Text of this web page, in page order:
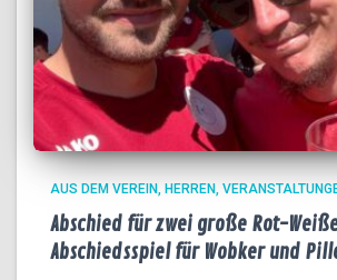
AUS DEM VEREIN HERREN
Abschied für zwei große Rot-
Abschiedsspiel für Wobker und